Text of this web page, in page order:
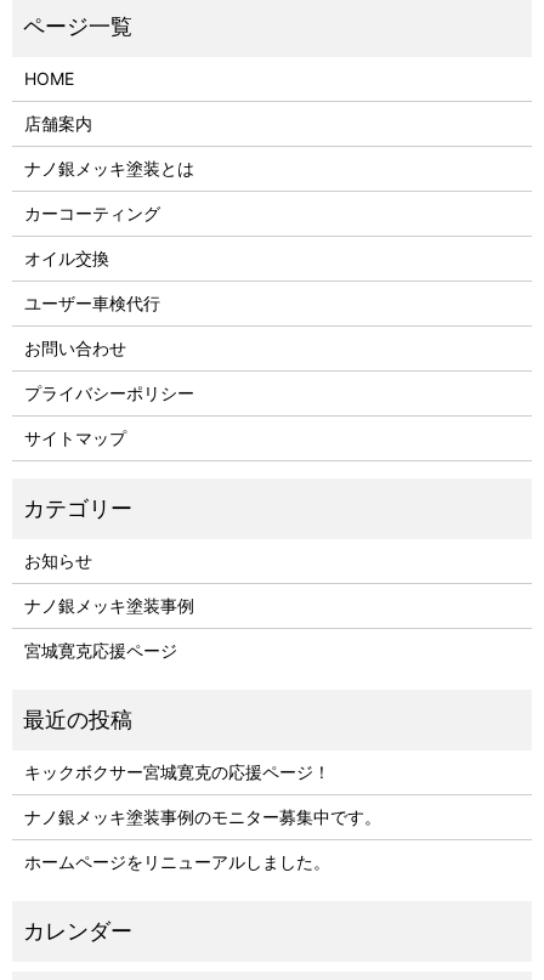
HOME
店舗案内
ナノ銀メッキ塗装とは
カーコーティング
オイル交換
ユーザー車検代行
お問い合わせ
プライバシーポリシー
サイトマップ
お知らせ
ナノ銀メッキ塗装事例
宮城寛克応援ページ
キックボクサー宮城寛克の応援ページ！
ナノ銀メッキ塗装事例のモニター募集中です。
ホームページをリニューアルしました。